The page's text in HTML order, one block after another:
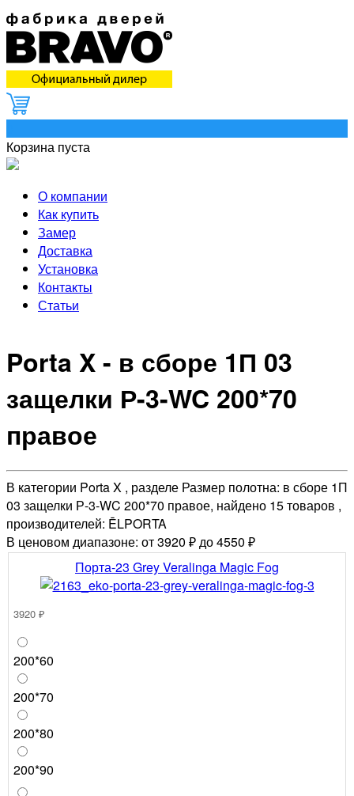
Корзина пуста
О компании
Как купить
Замер
Доставка
Установка
Контакты
Статьи
Porta X - в сборе 1П 03
защелки Р-3-WC 200*70
правое
В категории Porta X , разделе Размер полотна: в сборе 1П
03 защелки Р-3-WC 200*70 правое, найдено 15 товаров ,
производителей: ĒLPORTA
В ценовом диапазоне: от 3920 ₽ до 4550 ₽
Порта-23 Grey Veralinga Magic Fog
3920 ₽
200*60
200*70
200*80
200*90